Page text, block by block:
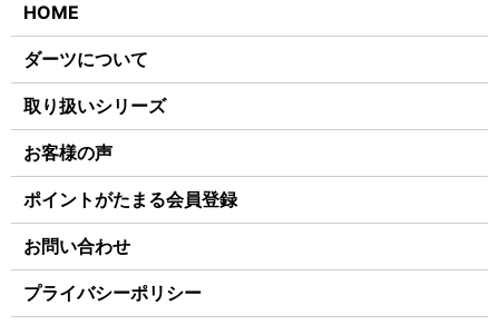
HOME
ダーツについて
取り扱いシリーズ
お客様の声
ポイントがたまる会員登録
お問い合わせ
プライバシーポリシー